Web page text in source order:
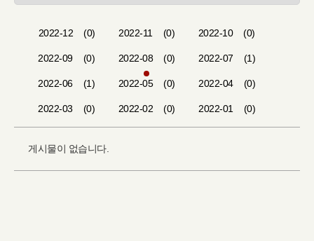
2022-12 (0) 2022-11 (0) 2022-10 (0)
2022-09 (0) 2022-08 (0) 2022-07 (1)
2022-06 (1) 2022-05 (0) 2022-04 (0)
2022-03 (0) 2022-02 (0) 2022-01 (0)
게시물이 없습니다.